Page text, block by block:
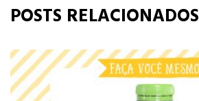
POSTS RELACIONADOS